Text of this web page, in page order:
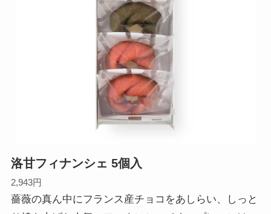
洛甘フィナンシェ 5個入
2,943円
薔薇の真ん中にフランス産チョコをあしらい、しっと